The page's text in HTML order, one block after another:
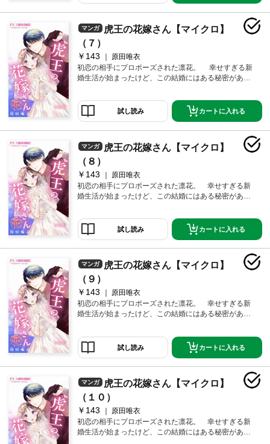
マンガ
虎王の花嫁さん【マイクロ】
（７）
￥143
原田唯衣
初恋の相手にプロポーズされた凛花。 幸せすぎる新
婚生活が始まったけど、この結婚にはある秘密があっ
試し読み カートに入れる
マンガ
虎王の花嫁さん【マイクロ】
（８）
￥143
原田唯衣
初恋の相手にプロポーズされた凛花。 幸せすぎる新
婚生活が始まったけど、この結婚にはある秘密があっ
試し読み カートに入れる
マンガ
虎王の花嫁さん【マイクロ】
（９）
￥143
原田唯衣
初恋の相手にプロポーズされた凛花。 幸せすぎる新
婚生活が始まったけど、この結婚にはある秘密があっ
試し読み カートに入れる
マンガ
虎王の花嫁さん【マイクロ】
（１０）
￥143
原田唯衣
初恋の相手にプロポーズされた凛花。 幸せすぎる新
婚生活が始まったけど、この結婚にはある秘密があっ